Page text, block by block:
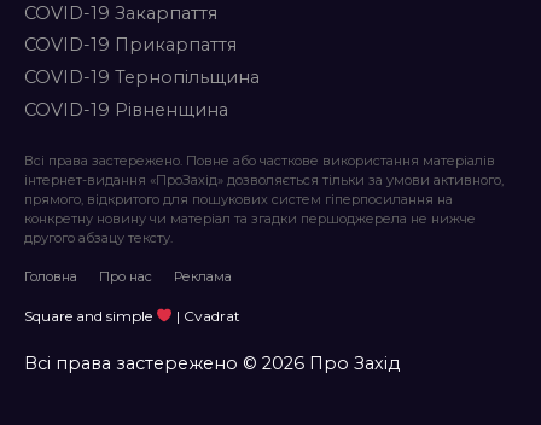
COVID-19 Закарпаття
COVID-19 Прикарпаття
COVID-19 Тернопільщина
COVID-19 Рівненщина
Всі права застережено. Повне або часткове використання матеріалів
інтернет-видання «ПроЗахід» дозволяється тільки за умови активного,
прямого, відкритого для пошукових систем гіперпосилання на
конкретну новину чи матеріал та згадки першоджерела не нижче
другого абзацу тексту.
Головна Про нас Реклама
Square and simple | Cvadrat
Всі права застережено © 2026 Про Захід